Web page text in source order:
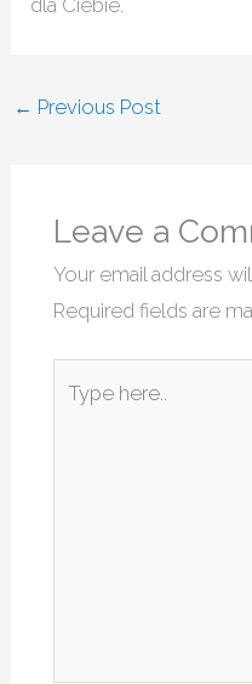
dla Ciebie.
← Previous Post
Leave a
Your email address
Required fields are
here..